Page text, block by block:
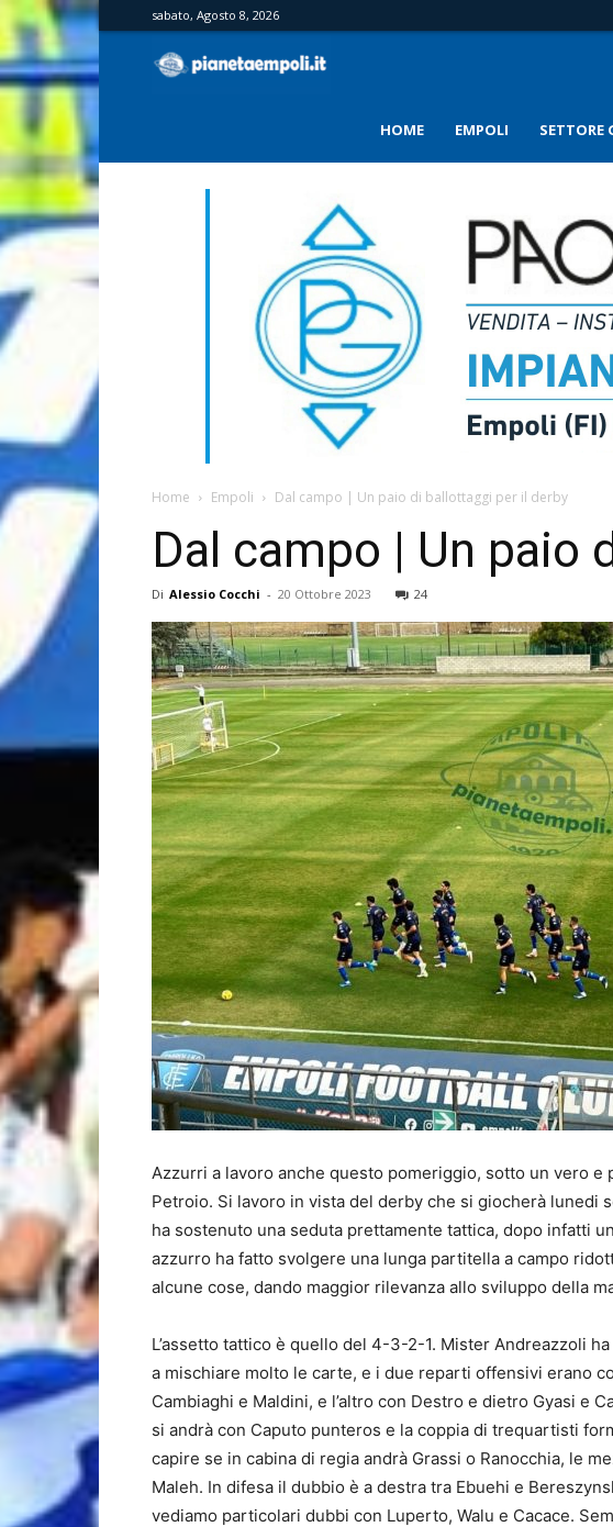
sabato, Agosto 8, 2026
HOME EMPOLI SETTORE
Home Empoli Dal campo | Un paio di ballottaggi per il derby
Dal campo | Un paio
Di Alessio Cocchi - 20 Ottobre 2023 24
Azzurri a lavoro anche questo pomeriggio, sotto un vero e
Petroio. Si lavoro in vista del derby che si giocherà lunedi
ha sostenuto una seduta prettamente tattica, dopo infatti
azzurro ha fatto svolgere una lunga partitella a campo
alcune cose, dando maggior rilevanza allo sviluppo della
L’assetto tattico è quello del 4-3-2-1. Mister Andreazzoli
a mischiare molto le carte, e i due reparti offensivi erano
Cambiaghi e Maldini, e l’altro con Destro e dietro Gyasi e
si andrà con Caputo punteros e la coppia di trequartisti
capire se in cabina di regia andrà Grassi o Ranocchia, le
Maleh. In difesa il dubbio è a destra tra Ebuehi e
vediamo particolari dubbi con Luperto, Walu e Cacace.